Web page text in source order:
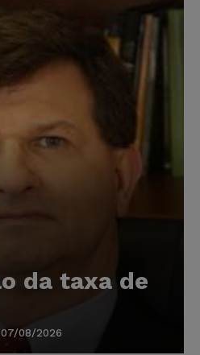
da taxa de
07/08/2026